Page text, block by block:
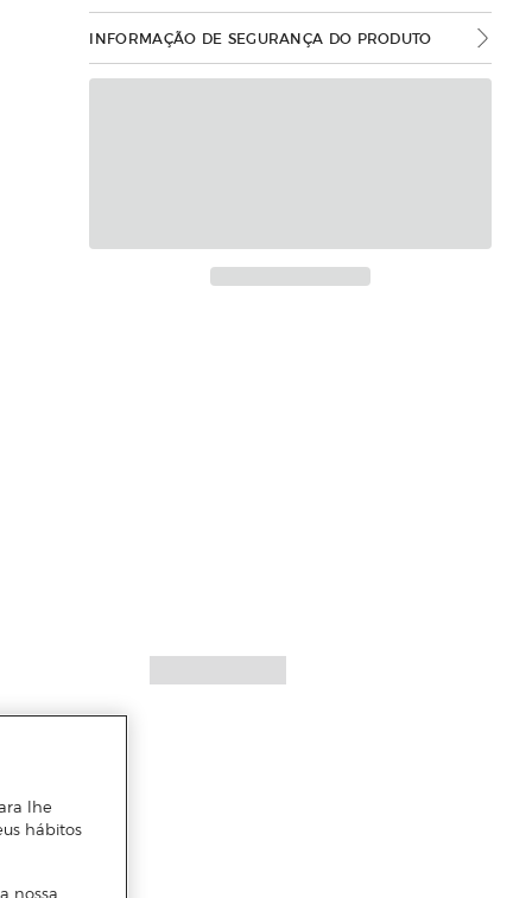
INFORMAÇÃO DE SEGURANÇA DO PRODUTO
lhe
hábitos
nossa